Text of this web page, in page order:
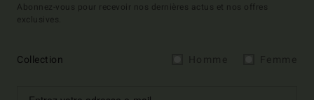
Abonnez-vous pour recevoir nos dernières actus et nos offres
exclusives.
Collection